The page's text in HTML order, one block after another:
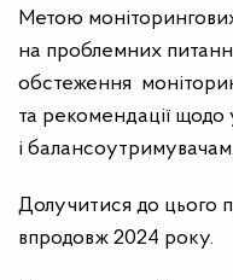
Метою
на проблемних
обстеження
та рекомендації щодо
і балансоутримувачам.
Долучитися до цього
впродовж 2024 року.